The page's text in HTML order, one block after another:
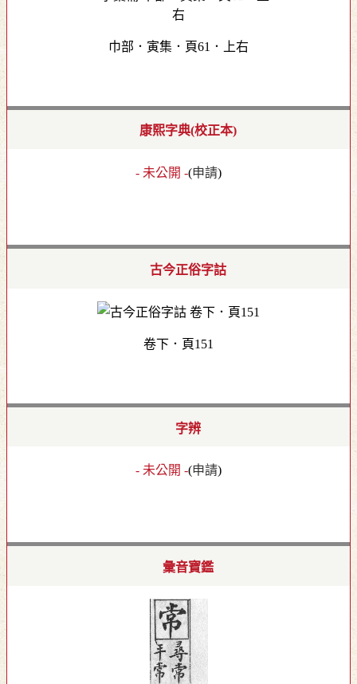
巾部．寅集．頁61．上右
康熙字典(校正本)
- 未公開 -(申請)
古今正俗字詁
卷下．頁151
字辨
- 未公開 -(申請)
彙音寶鑑